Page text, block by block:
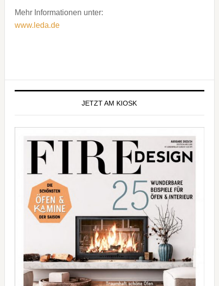
Mehr Informationen unter:
www.leda.de
Seitenspalte
JETZT AM KIOSK